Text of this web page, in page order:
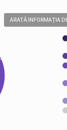
ARATĂ INFORMAȚIA